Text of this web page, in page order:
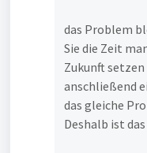
das Problem
Sie die Zeit
Zukunft
anschließend
das gleiche
Deshalb ist